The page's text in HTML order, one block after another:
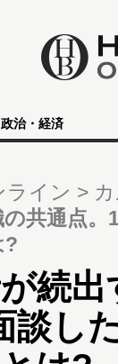
政治・経済
ライン
共通点
?
続
談し